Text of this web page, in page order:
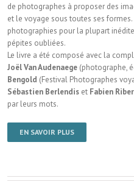
de photographes à proposer des
et le voyage sous toutes ses
photographies pour la plupart
pépites oubliées.
Le livre a été composé avec la
Joël Van Audenaege (photographe,
Bengold (Festival Photographes
Sébastien Berlendis et Fabien
par leurs mots.
EN SAVOIR PLUS